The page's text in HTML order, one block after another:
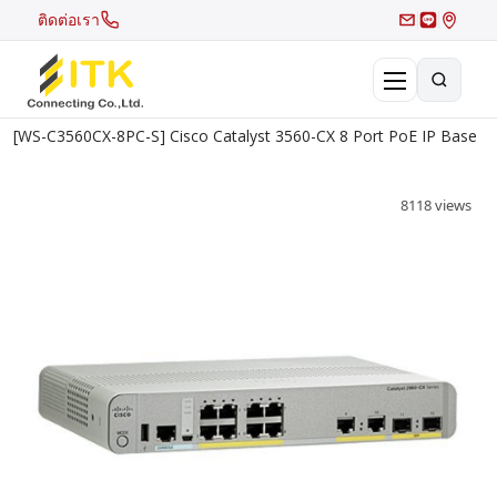
ติดต่อเรา
×
[WS-C3560CX-8PC-S] Cisco Catalyst 3560-CX 8 Port PoE IP Base
8118 views